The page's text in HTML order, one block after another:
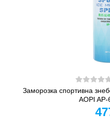
Заморозка спортивна
AOPI